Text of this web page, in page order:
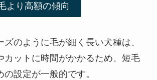
より高額の傾向
ズのように毛が細く長い犬種は、
カットに時間がかかるため、短毛
設定が一般的です。